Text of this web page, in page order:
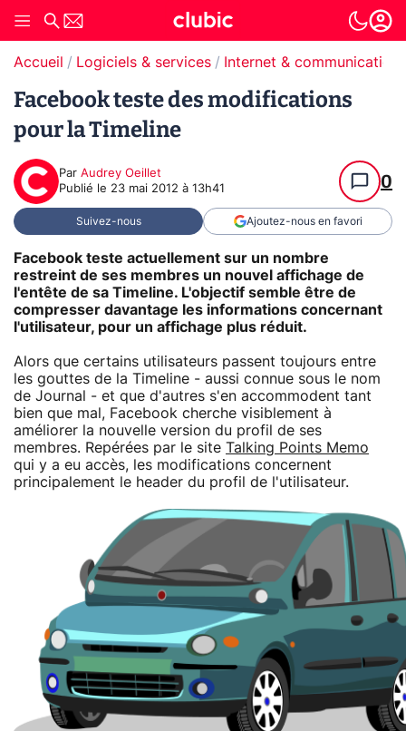
Accueil Logiciels & services Internet & communication
Facebook teste des modifications
pour la Timeline
Par Audrey Oeillet
Publié le 23 mai 2012 à 13h41 0
Suivez-nous Ajoutez-nous en favori
Facebook teste actuellement sur un nombre
restreint de ses membres un nouvel affichage de
l'entête de sa Timeline. L'objectif semble être de
compresser davantage les informations concernant
l'utilisateur, pour un affichage plus réduit.
Alors que certains utilisateurs passent toujours entre
les gouttes de la Timeline - aussi connue sous le nom
de Journal - et que d'autres s'en accommodent tant
bien que mal, Facebook cherche visiblement à
améliorer la nouvelle version du profil de ses
membres. Repérées par le site Talking Points Memo
qui y a eu accès, les modifications concernent
principalement le header du profil de l'utilisateur.